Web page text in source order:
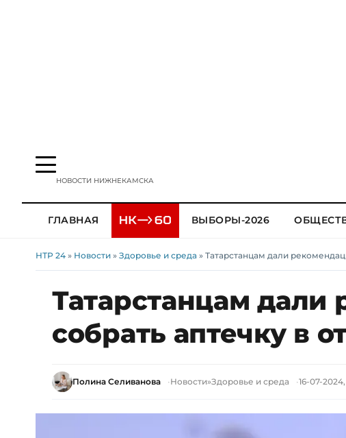
НОВОСТИ НИЖНЕКАМСКА
ГЛАВНАЯ ВЫБОРЫ-2026
НТР 24 » Новости » Здоровье и среда » Татарстанцам дали
Татарстанцам дали
собрать аптечку в
Полина Селиванова Новости»Здоровье и среда 16-07-